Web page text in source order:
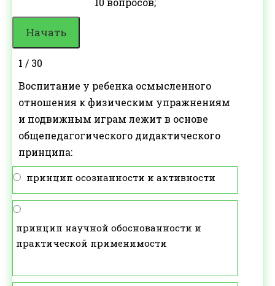
1 / 30
Воспитание у ребенка осмысленного
отношения к физическим упражнениям
и подвижным играм лежит в основе
общепедагогического дидактического
принципа:
принцип осознанности и активности
принцип научной обоснованности и
практической применимости